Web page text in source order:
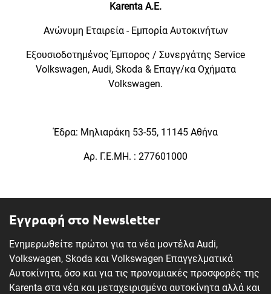
Karenta A.E.
Ανώνυμη Εταιρεία - Εμπορία Αυτοκινήτων
Εξουσιοδοτημένος Έμπορος / Συνεργάτης Service
Volkswagen, Audi, Skoda & Επαγγ/κα Οχήματα
Volkswagen.
Έδρα: Μηλιαράκη 53-55, 11145 Αθήνα
Αρ. Γ.Ε.ΜΗ. : 277601000
Εγγραφή στο Newsletter
Ενημερωθείτε πρώτοι για τα νέα μοντέλα Audi,
Volkswagen, Skoda και Volkswagen Επαγγελματικά
Αυτοκίνητα, όσο και για τις προνομιακές προσφορές της
Karenta στα νέα και μεταχειρισμένα αυτοκίνητα αλλά και